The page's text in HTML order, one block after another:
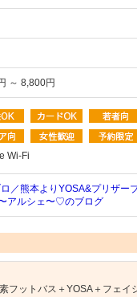
～ 8,800円
／熊本よりYOSA&プリザー
アルシェ〜♡のブログ
フットバス＋YOSA＋フェイ